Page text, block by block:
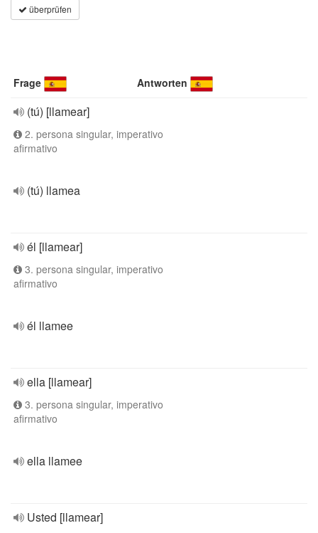
überprüfen
Frage Antworten
(tú) [llamear]
2. persona singular, imperativo
afirmativo
(tú) llamea
él [llamear]
3. persona singular, imperativo
afirmativo
él llamee
ella [llamear]
3. persona singular, imperativo
afirmativo
ella llamee
Usted [llamear]